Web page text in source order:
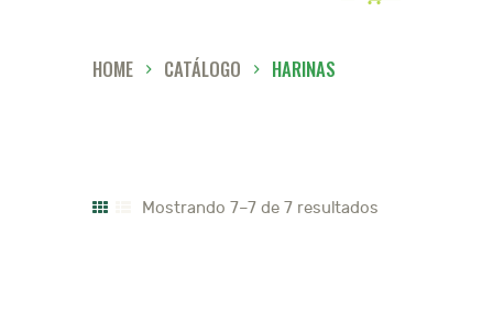
HOME CATÁLOGO HARINAS
INICIO
Mostrando 7–7 de 7 resultados